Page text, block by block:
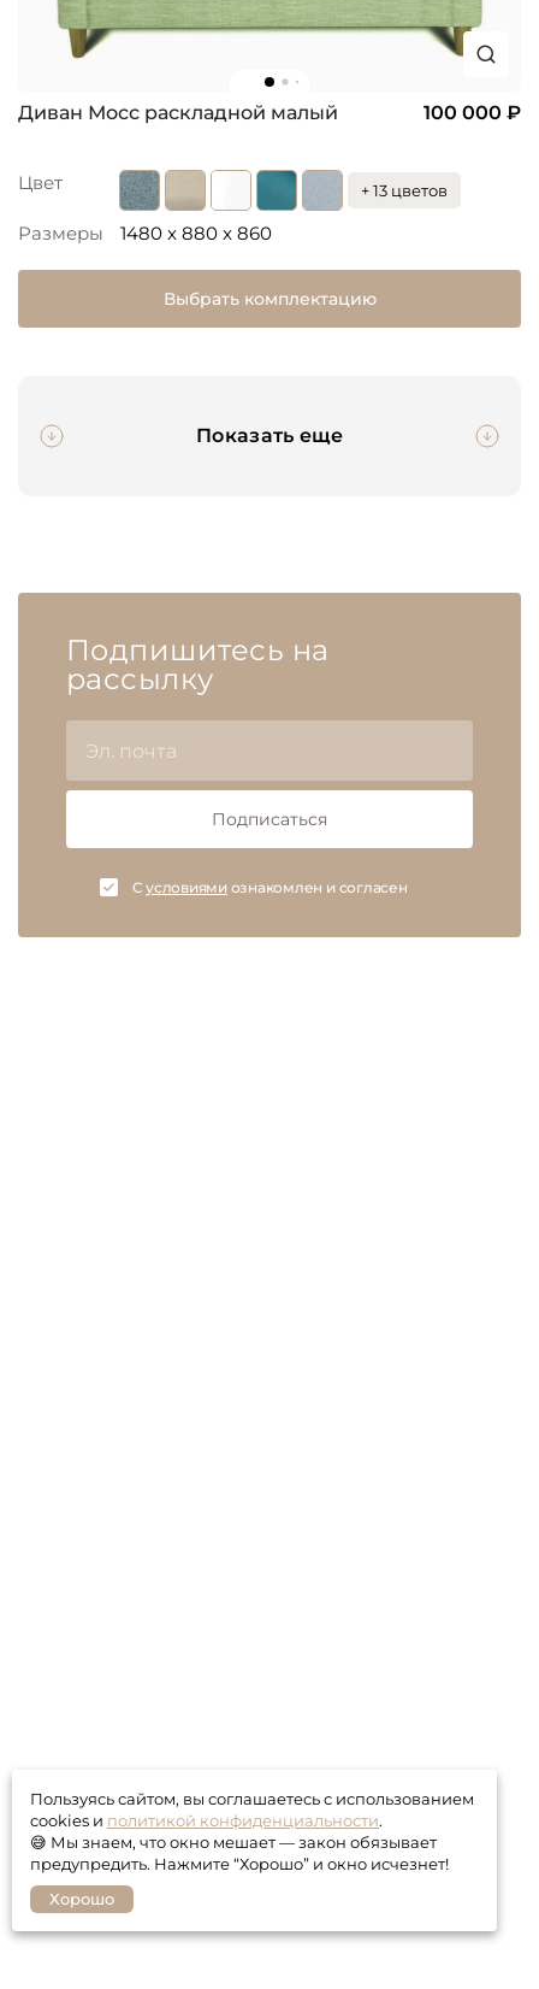
Диван Мосс раскладной малый 100 000 ₽
Цвет + 13 цветов
Размеры 1480 x 880 x 860
Выбрать комплектацию
Показать еще
Подпишитесь на
рассылку
Подписаться
Cусловиямиознакомлен и согласен
Пользуясь сайтом, вы соглашаетесь с использованием
cookies и политикой конфиденциальности.
😅 Мы знаем, что окно мешает — закон обязывает
предупредить. Нажмите “Хорошо” и окно исчезнет!
Хорошо